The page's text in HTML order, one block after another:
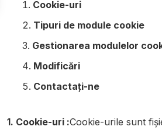
Cookie-uri
Tipuri de module cookie
Gestionarea modulelor
Modificări
Contactați-ne
1. Cookie-uri :Cookie-urile sunt